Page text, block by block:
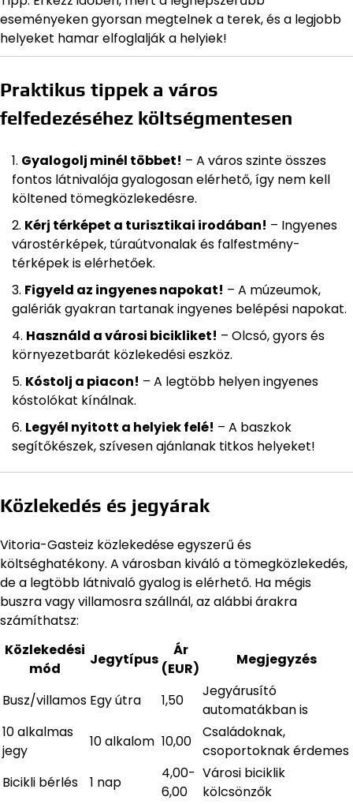
eseményeken gyorsan megtelnek a terek, és a legjobb
helyeket hamar elfoglalják a helyiek!
Praktikus tippek a város
felfedezéséhez költségmentesen
Gyalogolj minél többet! – A város szinte összes
fontos látnivalója gyalogosan elérhető, így nem kell
költened tömegközlekedésre.
Kérj térképet a turisztikai irodában! – Ingyenes
várostérképek, túraútvonalak és falfestmény-
térképek is elérhetőek.
Figyeld az ingyenes napokat! – A múzeumok,
galériák gyakran tartanak ingyenes belépési napokat.
Használd a városi bicikliket! – Olcsó, gyors és
környezetbarát közlekedési eszköz.
Kóstolj a piacon! – A legtöbb helyen ingyenes
kóstolókat kínálnak.
Legyél nyitott a helyiek felé! – A baszkok
segítőkészek, szívesen ajánlanak titkos helyeket!
Közlekedés és jegyárak
Vitoria-Gasteiz közlekedése egyszerű és
költséghatékony. A városban kiváló a tömegközlekedés,
de a legtöbb látnivaló gyalog is elérhető. Ha mégis
buszra vagy villamosra szállnál, az alábbi árakra
számíthatsz:
Közlekedési
mód
Jegytípus
Ár
(EUR)
Megjegyzés
Busz/villamos Egy útra 1,50
Jegyárusító
automatákban is
10 alkalmas
jegy
10 alkalom 10,00
Családoknak,
csoportoknak érdemes
Bicikli bérlés
1 nap
4,00-
6,00
Városi biciklik
kölcsönzők